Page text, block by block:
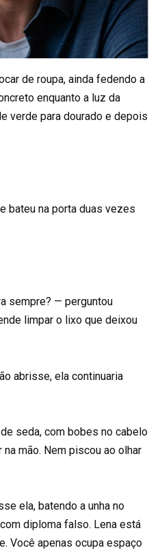
de roupa, ainda fedendo a
enquanto a luz da
verde para dourado e depois
bateu na porta duas vezes
sempre? — perguntou
limpar o lixo que deixou
abrisse, ela continuaria
seda, com bobes no cabelo
mão. Nem piscou ao olhar
ela, batendo a unha no
diploma falso. Lena está
Você apenas ocupa espaço